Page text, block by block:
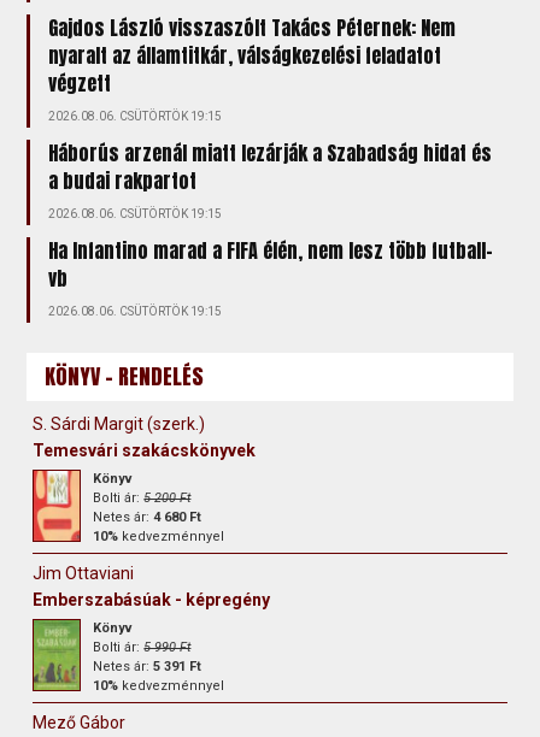
Gajdos László visszaszólt Takács Péternek: Nem
nyaralt az államtitkár, válságkezelési feladatot
végzett
2026.08.06. CSÜTÖRTÖK 19:15
Háborús arzenál miatt lezárják a Szabadság hidat és
a budai rakpartot
2026.08.06. CSÜTÖRTÖK 19:15
Ha Infantino marad a FIFA élén, nem lesz több futball-
vb
2026.08.06. CSÜTÖRTÖK 19:15
KÖNYV - RENDELÉS
S. Sárdi Margit (szerk.)
Temesvári szakácskönyvek
Könyv
Bolti ár:5 200 Ft
Netes ár:4 680 Ft
10% kedvezménnyel
Jim Ottaviani
Emberszabásúak - képregény
Könyv
Bolti ár:5 990 Ft
Netes ár:5 391 Ft
10% kedvezménnyel
Mező Gábor